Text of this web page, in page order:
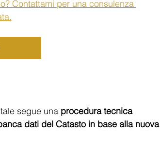
Contattami per una consulenza
segue una procedura tecnica
dati del Catasto in base alla nuova